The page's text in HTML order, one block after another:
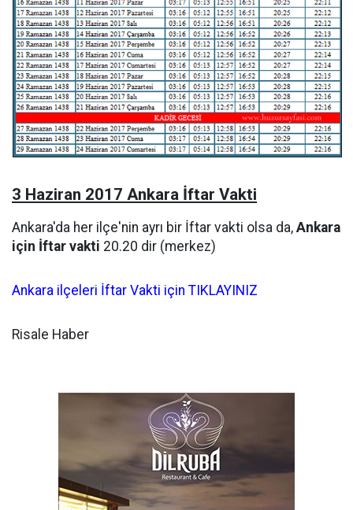
3 Haziran 2017 Ankara İftar Vakti
Ankara'da her ilçe'nin ayrı bir İftar vakti olsa da, Ankara
için İftar vakti 20.20 dir (merkez)
Ankara ilçeleri İftar Vakti için TIKLAYINIZ
Risale Haber